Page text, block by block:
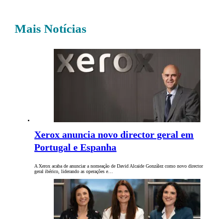
Mais Notícias
Xerox anuncia novo director geral em
Portugal e Espanha
A Xerox acaba de anunciar a nomeação de David Alcaide González como novo director
geral ibérico, liderando as operações e…